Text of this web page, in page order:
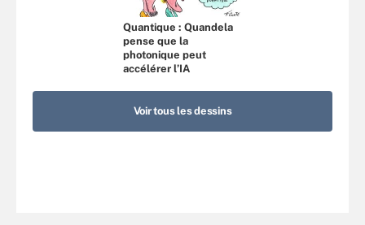
Quantique : Quandela
pense que la
photonique peut
accélérer l’IA
Voir tous les dessins